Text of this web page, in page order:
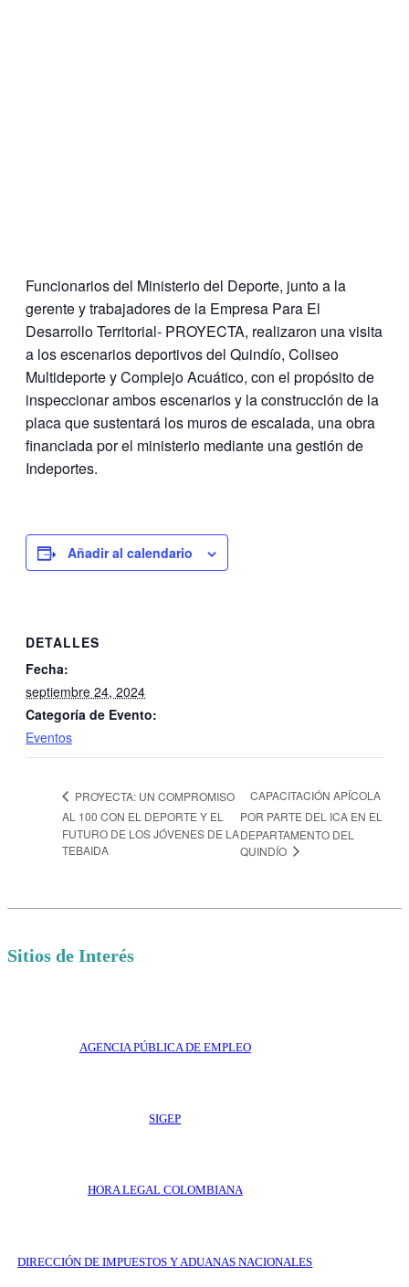
Funcionarios del Ministerio del Deporte, junto a la
gerente y trabajadores de la Empresa Para El
Desarrollo Territorial- PROYECTA, realizaron una visita
a los escenarios deportivos del Quindío, Coliseo
Multideporte y Complejo Acuático, con el propósito de
inspeccionar ambos escenarios y la construcción de la
placa que sustentará los muros de escalada, una obra
financiada por el ministerio mediante una gestión de
Indeportes.
Añadir al calendario
DETALLES
Fecha:
septiembre 24, 2024
Categoría de Evento:
Eventos
PROYECTA: UN COMPROMISO
AL 100 CON EL DEPORTE Y EL
FUTURO DE LOS JÓVENES DE LA
TEBAIDA
CAPACITACIÓN APÍCOLA
POR PARTE DEL ICA EN EL
DEPARTAMENTO DEL
QUINDÍO
Sitios de Interés
AGENCIA PÚBLICA DE EMPLEO
SIGEP
HORA LEGAL COLOMBIANA
DIRECCIÓN DE IMPUESTOS Y ADUANAS NACIONALES